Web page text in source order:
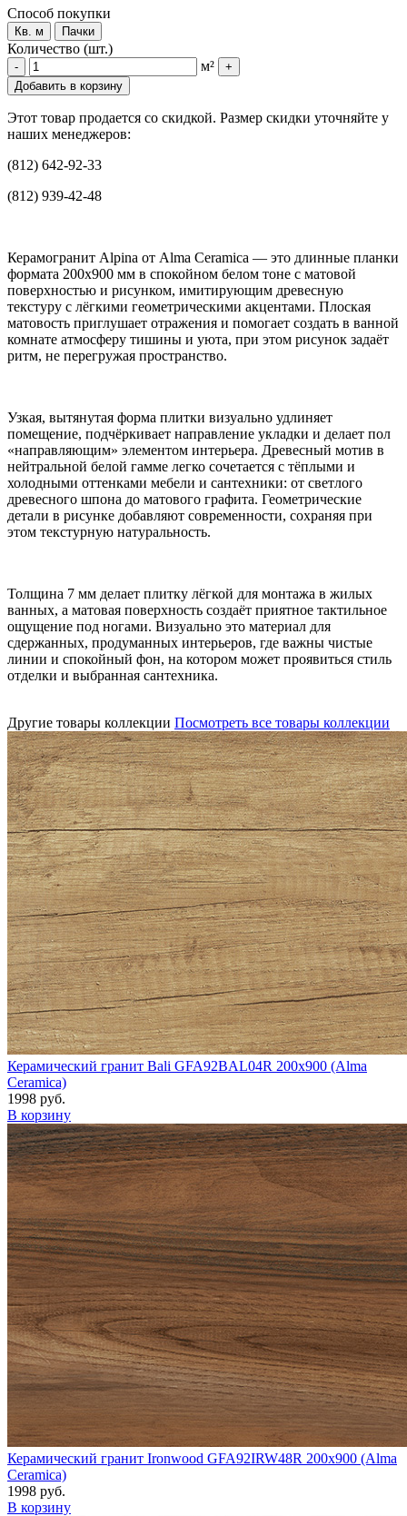
Способ покупки
Кв. м Пачки
Количество (шт.)
- м²
+
Добавить в корзину
Этот товар продается со скидкой. Размер скидки уточняйте у
наших менеджеров:
(812) 642-92-33
(812) 939-42-48
Керамогранит Alpina от Alma Ceramica — это длинные планки
формата 200x900 мм в спокойном белом тоне с матовой
поверхностью и рисунком, имитирующим древесную
текстуру с лёгкими геометрическими акцентами. Плоская
матовость приглушает отражения и помогает создать в ванной
комнате атмосферу тишины и уюта, при этом рисунок задаёт
ритм, не перегружая пространство.
Узкая, вытянутая форма плитки визуально удлиняет
помещение, подчёркивает направление укладки и делает пол
«направляющим» элементом интерьера. Древесный мотив в
нейтральной белой гамме легко сочетается с тёплыми и
холодными оттенками мебели и сантехники: от светлого
древесного шпона до матового графита. Геометрические
детали в рисунке добавляют современности, сохраняя при
этом текстурную натуральность.
Толщина 7 мм делает плитку лёгкой для монтажа в жилых
ванных, а матовая поверхность создаёт приятное тактильное
ощущение под ногами. Визуально это материал для
сдержанных, продуманных интерьеров, где важны чистые
линии и спокойный фон, на котором может проявиться стиль
отделки и выбранная сантехника.
Другие товары коллекции Посмотреть все товары коллекции
Керамический гранит Bali GFA92BAL04R 200x900 (Alma
Ceramica)
1998 руб.
В корзину
Керамический гранит Ironwood GFA92IRW48R 200x900 (Alma
Ceramica)
1998 руб.
В корзину